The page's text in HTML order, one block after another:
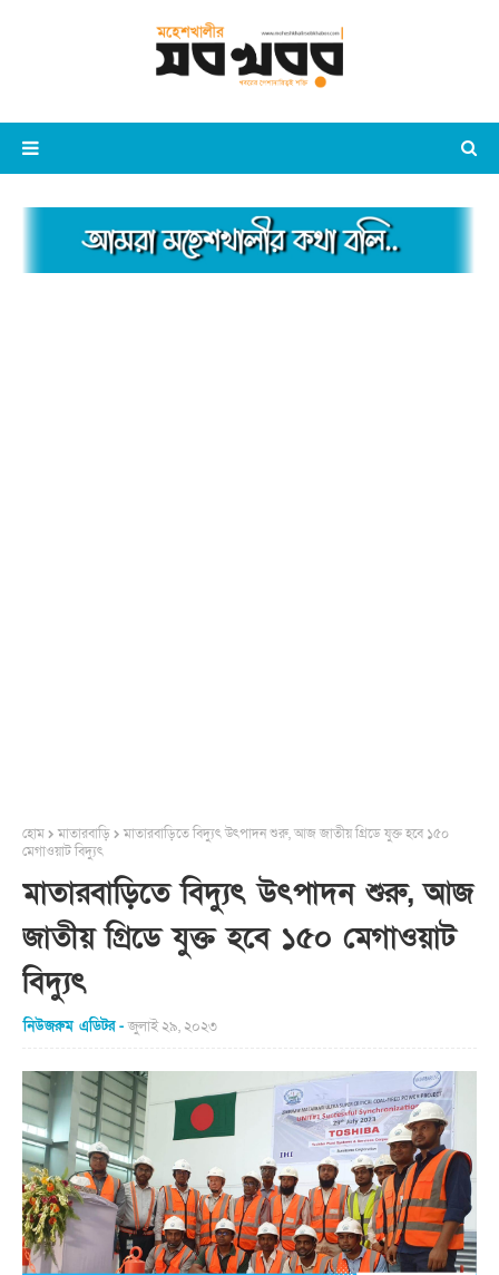
হোম মাতারবাড়ি
মাতারবাড়িতে বিদ্যুৎ উৎপাদন শুরু, আজ জাতীয় গ্রিডে যুক্ত হবে ১৫০
মেগাওয়াট বিদ্যুৎ
মাতারবাড়িতে বিদ্যুৎ উৎপাদন শুরু, আজ
জাতীয় গ্রিডে যুক্ত হবে ১৫০ মেগাওয়াট
বিদ্যুৎ
নিউজরুম এডিটর জুলাই ২৯, ২০২৩